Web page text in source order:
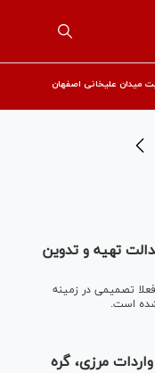
میدان علیخانی اصفهان
تهیه و تدوین
تصمیمی در زمینه
است.
مرزی، گره